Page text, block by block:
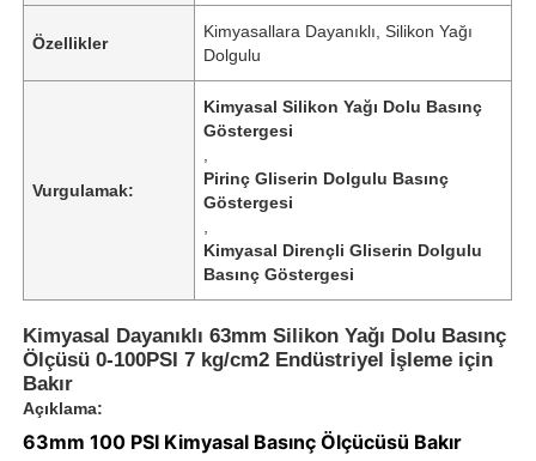
Özellikler
Kimyasallara Dayanıklı, Silikon Yağı
Dolgulu
Vurgulamak:
Kimyasal Silikon Yağı Dolu Basınç
Göstergesi
Pirinç Gliserin Dolgulu Basınç
Göstergesi
Kimyasal Dirençli Gliserin Dolgulu
Basınç Göstergesi
Kimyasal Dayanıklı 63mm Silikon Yağı Dolu Basınç
Ölçüsü 0-100PSI 7 kg/cm2 Endüstriyel İşleme için
Bakır
Açıklama:
63mm 100 PSI Kimyasal Basınç Ölçücüsü Bakır